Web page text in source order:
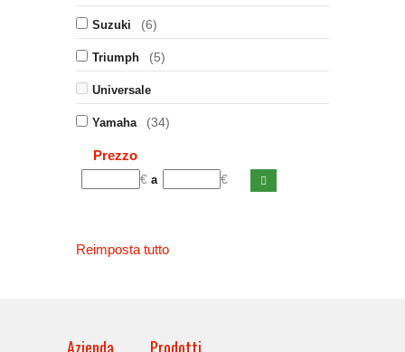
Suzuki (6)
Triumph (5)
Universale
Yamaha (34)
Prezzo
€ a €
Reimposta tutto